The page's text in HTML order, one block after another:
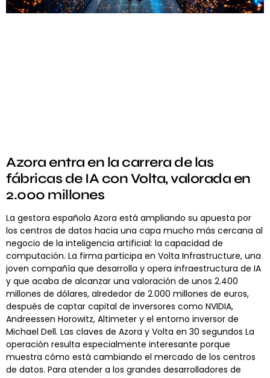
Azora entra en la carrera de las
fábricas de IA con Volta, valorada en
2.000 millones
La gestora española Azora está ampliando su apuesta por
los centros de datos hacia una capa mucho más cercana al
negocio de la inteligencia artificial: la capacidad de
computación. La firma participa en Volta Infrastructure, una
joven compañía que desarrolla y opera infraestructura de IA
y que acaba de alcanzar una valoración de unos 2.400
millones de dólares, alrededor de 2.000 millones de euros,
después de captar capital de inversores como NVIDIA,
Andreessen Horowitz, Altimeter y el entorno inversor de
Michael Dell. Las claves de Azora y Volta en 30 segundos La
operación resulta especialmente interesante porque
muestra cómo está cambiando el mercado de los centros
de datos. Para atender a los grandes desarrolladores de